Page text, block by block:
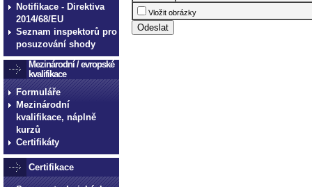
Notifikace - Direktiva
2014/68/EU
Seznam inspektorů pro
posuzování shody
Mezinárodní / evropské
kvalifikace
Formuláře
Mezinárodní
kvalifikace, náplně
kurzů
Certifikáty
Certifikace
Vložit obrázky